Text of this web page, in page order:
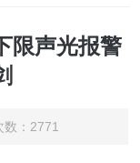
限声光报警
：2771